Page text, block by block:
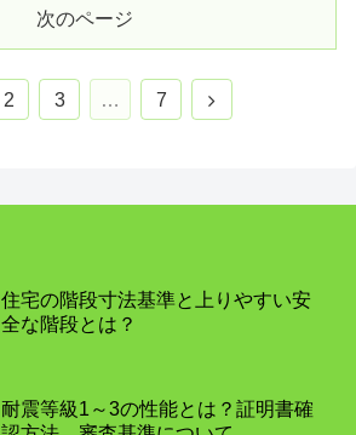
次のページ
2 3 … 7
住宅の階段寸法基準と上りやすい安
全な階段とは？
耐震等級1～3の性能とは？証明書確